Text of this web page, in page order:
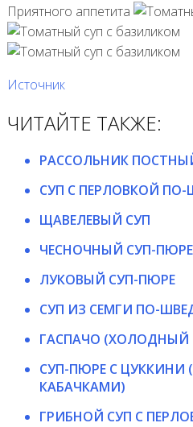
Приятного аппетита
Источник
ЧИТАЙТЕ ТАКЖЕ:
РАССОЛЬНИК
СУП С ПЕРЛОВКОЙ
ЩАВЕЛЕВЫЙ СУП
ЧЕСНОЧНЫЙ СУП-ПЮРЕ
ЛУКОВЫЙ СУП-ПЮРЕ
СУП ИЗ СЕМГИ ПО-
ГАСПАЧО
СУП-ПЮРЕ С
КАБАЧКАМИ)
ГРИБНОЙ СУП С